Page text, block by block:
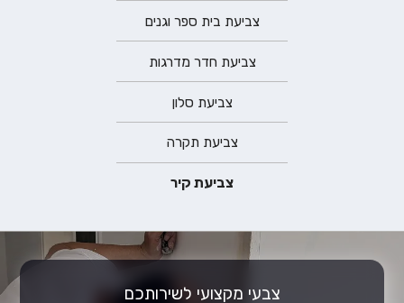
צביעת בית ספר וגנים
צביעת חדר מדרגות
צביעת סלון
צביעת תקרה
צביעת קיר
צבעי מקצועי לשירותכם